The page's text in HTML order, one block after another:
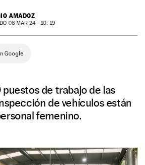
AMADOZ
08 MAR 24 - 10: 19
Google
de trabajo de las
de vehículos están
femenino.